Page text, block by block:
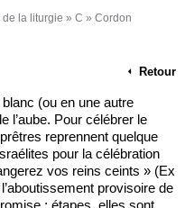
de la liturgie » C » Cordon
Retour
(ou en une autre
l’aube. Pour célébrer le
reprennent quelque
pour la célébration
vos reins ceints » (Ex
provisoire de